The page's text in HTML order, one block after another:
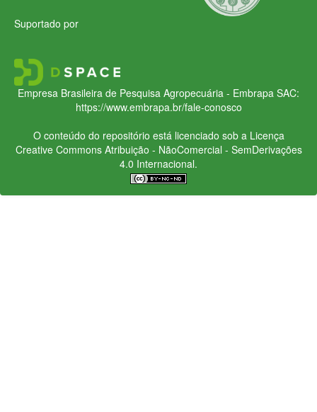
Suportado por
Empresa Brasileira de Pesquisa Agropecuária - Embrapa SAC:
https://www.embrapa.br/fale-conosco
O conteúdo do repositório está licenciado sob a Licença
Creative CommonsAtribuição - NãoComercial - SemDerivações
4.0 Internacional.